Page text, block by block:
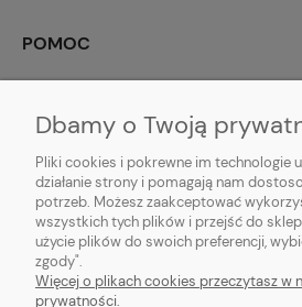
POMOC
PŁATNOŚCI I DOSTAWA
INFORMACJE
O NAS
Dbamy o Twoją
Pliki cookies i pokrewne im technologie
działanie strony i pomagają nam
potrzeb. Możesz zaakceptować
wszystkich tych plików i przejść do
użycie plików do swoich preferencji,
zgody".
Więcej o plikach cookies przeczytasz w
prywatności.